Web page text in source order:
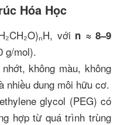
Hóa Học
với n ≈ 8–9
g/mol).
không màu, không
nhiều dung môi hữu cơ.
glycol (PEG) có
hợp từ quá trình trùng